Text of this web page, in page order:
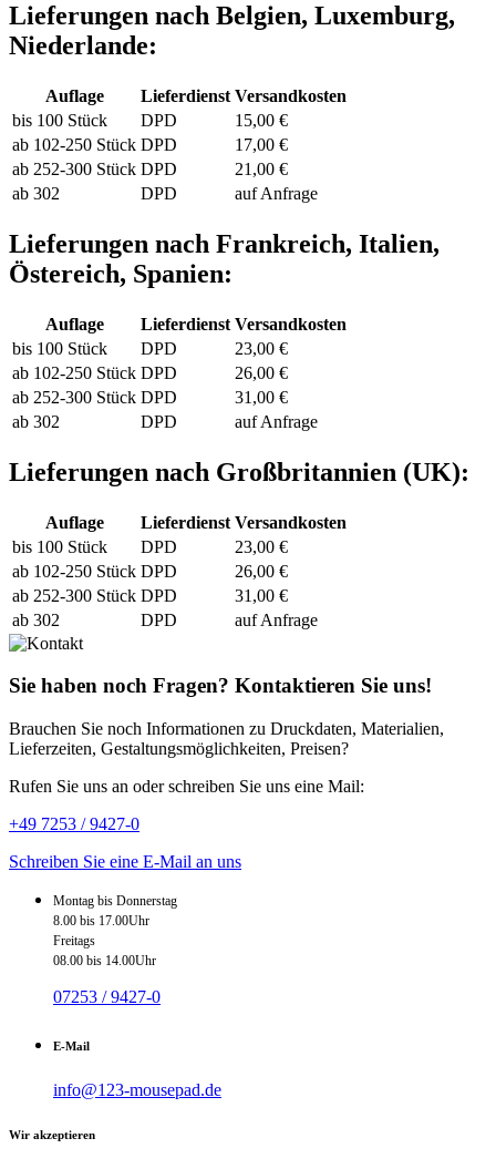
Lieferungen nach Belgien, Luxemburg,
Niederlande:
Auflage Lieferdienst Versandkosten
bis 100 Stück
DPD
15,00 €
ab 102-250 Stück DPD
17,00 €
ab 252-300 Stück DPD
21,00 €
ab 302
DPD auf Anfrage
Lieferungen nach Frankreich, Italien,
Östereich, Spanien:
Auflage Lieferdienst Versandkosten
bis 100 Stück
DPD
23,00 €
ab 102-250 Stück DPD
26,00 €
ab 252-300 Stück DPD
31,00 €
ab 302
DPD auf Anfrage
Lieferungen nach Großbritannien (UK):
Auflage Lieferdienst Versandkosten
bis 100 Stück
DPD
23,00 €
ab 102-250 Stück DPD
26,00 €
ab 252-300 Stück DPD
31,00 €
ab 302
DPD auf Anfrage
Sie haben noch Fragen? Kontaktieren Sie uns!
Brauchen Sie noch Informationen zu Druckdaten, Materialien,
Lieferzeiten, Gestaltungsmöglichkeiten, Preisen?
Rufen Sie uns an oder schreiben Sie uns eine Mail:
+49 7253 / 9427-0
Schreiben Sie eine E-Mail an uns
Montag bis Donnerstag
8.00 bis 17.00Uhr
Freitags
08.00 bis 14.00Uhr
07253 / 9427-0
E-Mail
info@123-mousepad.de
Wir akzeptieren